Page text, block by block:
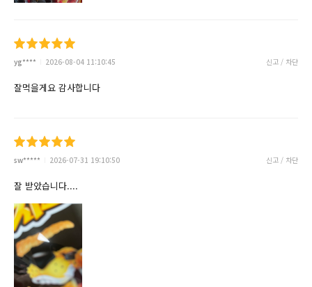
yg**** 2026-08-04 11:10:45 신고 / 차단
잘먹을게요 감사합니다
sw***** 2026-07-31 19:10:50 신고 / 차단
잘 받았습니다....